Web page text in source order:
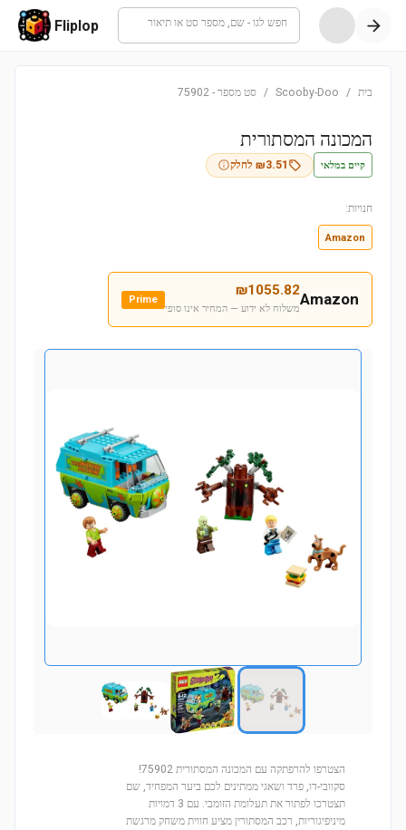
חפש לגו - שם, מספר סט או תיאור Fliplop
בית /
Scooby-Doo
/ סט מספר -
75902
המכונה המסתורית
קיים במלאי ₪3.51 לחלק
חנויות:
Amazon
Amazon
₪1055.82
משלוח לא ידוע — המחיר אינו סופי
Prime
הצטרפו להרפתקה עם המכונה המסתורית 75902!
סקוובי-דו, פרד ושאגי ממתינים לכם ביער המפחיד, שם
תצטרכו לפתור את תעלומת הזומבי. עם 3 דמויות
מיניפיגוריות, רכב המסתורין מציע חווית משחק מרגשת